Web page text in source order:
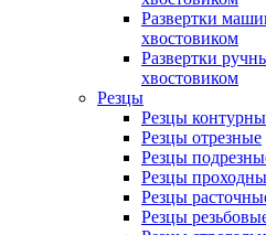
Развертки
хвостовиком
Развертки
хвостовиком
Резцы
Резцы
Резцы отрезные
Резцы
Резцы
Резцы
Резцы